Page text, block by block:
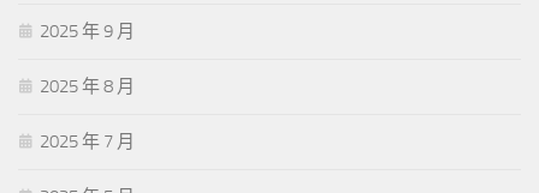
2025 年 9 月
2025 年 8 月
2025 年 7 月